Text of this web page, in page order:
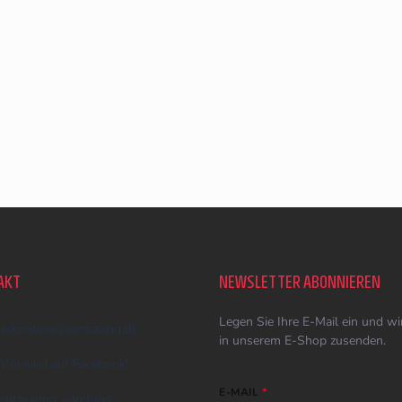
schreiben @ earmazing.de
Wir sind auf Facebook!
earmazing_earplugs
NEWSLETTER ABONNIEREN
Legen Sie Ihre E-Mail ein und
in unserem E-Shop zusenden.
E-MAIL